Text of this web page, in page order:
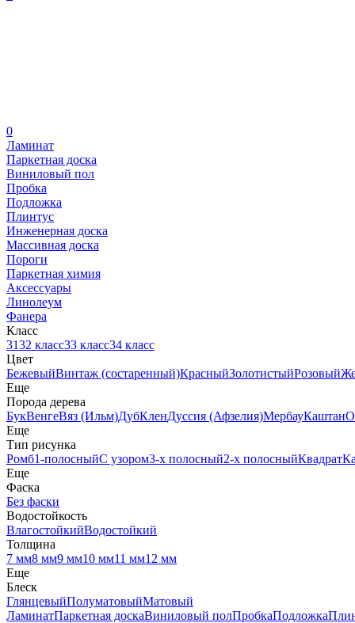
0
Ламинат
Паркетная доска
Виниловый пол
Пробка
Подложка
Плинтус
Инженерная доска
Массивная доска
Пороги
Паркетная химия
Аксессуары
Линолеум
Фанера
Класс
3132 класс33 класс34 класс
Цвет
БежевыйВинтаж (состаренный)КрасныйЗолотистыйРозовый
Еще
Порода дерева
БукВенгеВяз (Ильм)ДубКленДуссия (Афзелия)МербауКаштан
Еще
Тип рисунка
Ромб1-полосныйС узором3-х полосный2-х полосныйКвадрат
Еще
Фаска
Без фаски
Водостойкость
ВлагостойкийВодостойкий
Толщина
7 мм8 мм9 мм10 мм11 мм12 мм
Еще
Блеск
ГлянцевыйПолуматовыйМатовый
ЛаминатПаркетная доскаВиниловый полПробкаПодложка